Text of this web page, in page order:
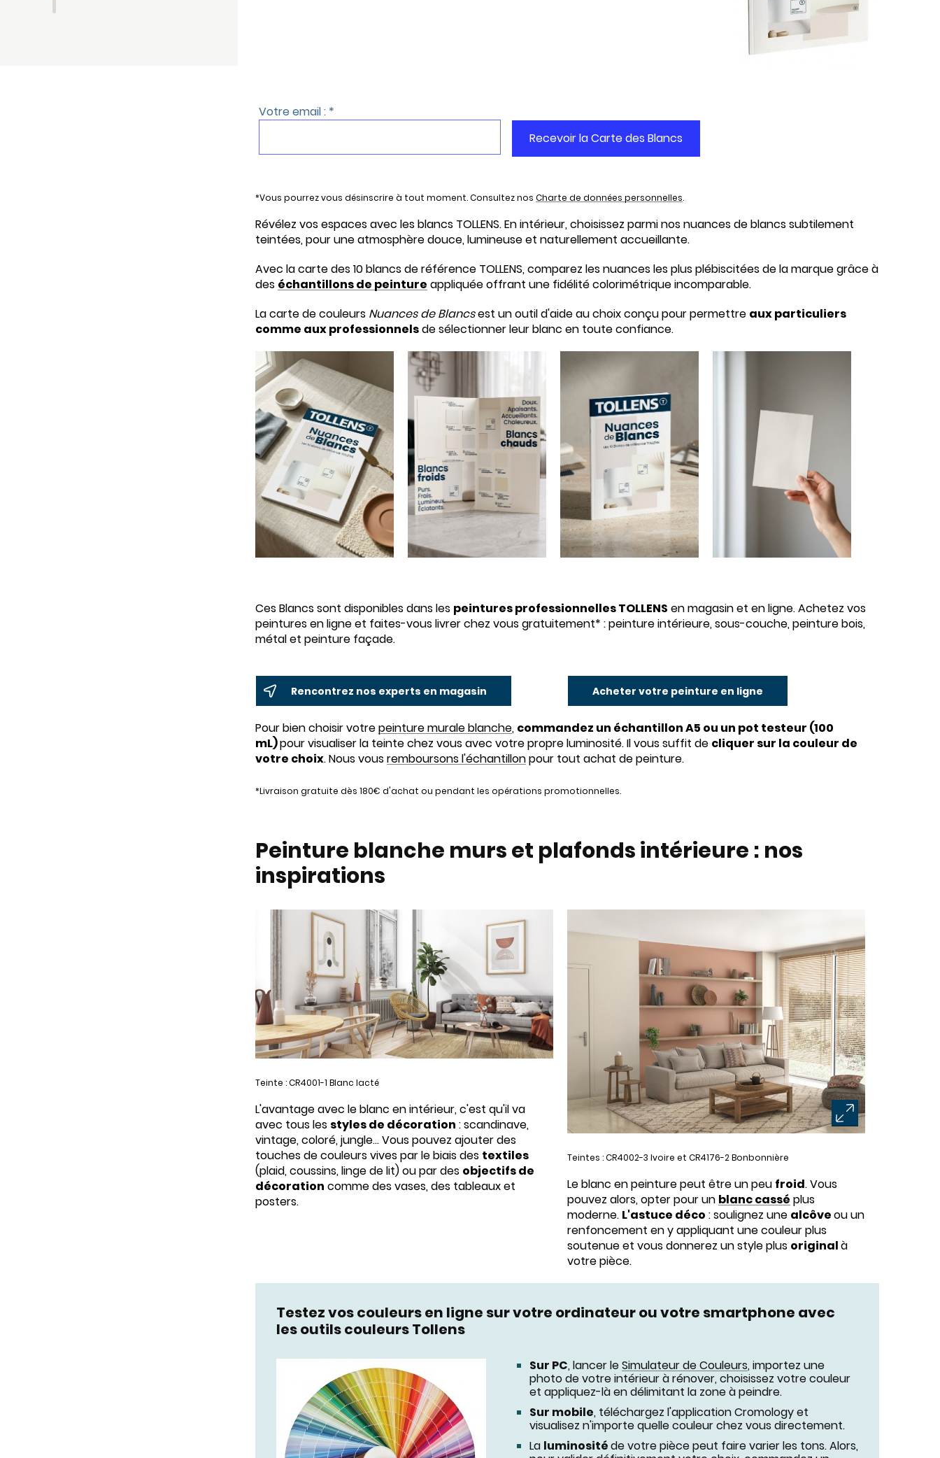
*Vous pourrez vous désinscrire à tout moment. Consultez nos Charte de données personnelles.
Révélez vos espaces avec les blancs TOLLENS. En intérieur, choisissez parmi nos nuances de blancs subtilement
teintées, pour une atmosphère douce, lumineuse et naturellement accueillante.
Avec la carte des 10 blancs de référence TOLLENS, comparez les nuances les plus plébiscitées de la marque grâce à
des échantillons de peinture appliquée offrant une fidélité colorimétrique incomparable.
La carte de couleurs Nuances de Blancsest un outil d'aide au choix conçu pour permettre aux particuliers
comme aux professionnelsde sélectionner leur blanc en toute confiance.
Ces Blancs sont disponibles dans les peintures professionnelles TOLLENS en magasin et en ligne. Achetez vos
peintures en ligne et faites-vous livrer chez vous gratuitement* : peinture intérieure, sous-couche, peinture bois,
métal et peinture façade.
Rencontrez nos experts en magasin Acheter votre peinture en ligne
Pour bien choisir votrepeinture murale blanche, commandez un échantillon A5 ou un pot testeur (100
mL)pour visualiser la teinte chez vous avec votre propre luminosité. Il vous suffit de cliquer sur la couleur de
votre choix. Nous vousremboursons l'échantillonpour tout achat de peinture.
*Livraison gratuite dès 180€ d'achat ou pendant les opérations promotionnelles.
Peinture blanche murs et plafonds intérieure : nos
inspirations
Teinte : CR4001-1 Blanc lacté
L'avantage avec le blanc en intérieur, c'est qu'il va
avec tous les styles de décoration : scandinave,
vintage, coloré, jungle... Vous pouvez ajouter des
touches de couleurs vives par le biais des textiles
(plaid, coussins, linge de lit) ou par des objectifs de
décoration comme des vases, des tableaux et
posters.
Teintes : CR4002-3 Ivoire et CR4176-2 Bonbonnière
Le blanc en peinture peut être un peu froid. Vous
pouvez alors, opter pour un blanc cassé plus
moderne. L'astuce déco : soulignez une alcôveou un
renfoncement en y appliquant une couleur plus
soutenue et vous donnerez un style plus originalà
votre pièce.
Testez vos couleurs en ligne survotre ordinateur ou votre smartphone avec
les outils couleurs Tollens
Sur PC, lancer leSimulateur de Couleurs, importez une
photo de votre intérieur à rénover, choisissez votre couleur
et appliquez-là en délimitant la zone à peindre.
Sur mobile, téléchargez l'application Cromology et
visualisez n'importe quelle couleur chez vous directement.
La luminositéde votre pièce peut faire varier les tons. Alors,